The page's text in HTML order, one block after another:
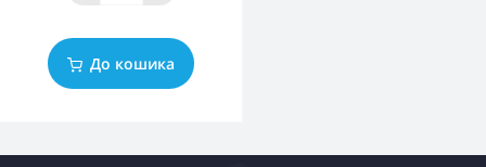
До кошика